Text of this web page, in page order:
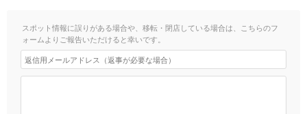
スポット情報に誤りがある場合や、移転・閉店している場合は、こちらのフ
ォームよりご報告いただけると幸いです。